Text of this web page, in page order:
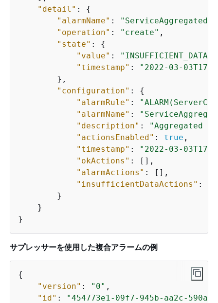
"detail" : {
"alarmName" :
"operation" : "create" ,
"state" : {
"value" : "INSUFFICIENT_DATA"
"timestamp" :
"2022-03-
        },
"configuration" : {
"alarmRule" :
"alarmName" :
"description" :
"Aggregated
"actionsEnabled" : true ,
"timestamp" :
"2022-03-
"okActions" : [],
"alarmActions" : [],
"insufficientDataActions" : []
        }
    }
}
サプレッサーを使用した複合アラームの例
{
"version" : "0" ,
"id" :
"454773e1-09f7-945b-aa2c-